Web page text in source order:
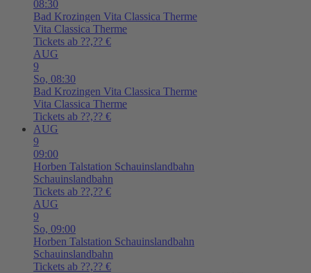
08:30
Bad Krozingen Vita Classica Therme
Vita Classica Therme
Tickets ab ??,?? €
AUG
9
So, 08:30
Bad Krozingen Vita Classica Therme
Vita Classica Therme
Tickets ab ??,?? €
AUG
9
09:00
Horben Talstation Schauinslandbahn
Schauinslandbahn
Tickets ab ??,?? €
AUG
9
So, 09:00
Horben Talstation Schauinslandbahn
Schauinslandbahn
Tickets ab ??,?? €